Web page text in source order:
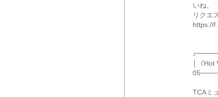
いね。
リクエ
https://
│《
TCAミ